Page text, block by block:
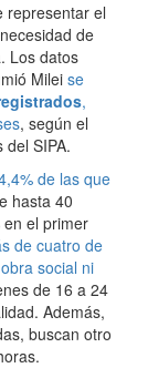
representar el
de
Los datos
Milei se
,
, según el
SIPA.
de las que
hasta 40
en el primer
de cuatro de
social ni
de 16 a 24
Además,
buscan otro